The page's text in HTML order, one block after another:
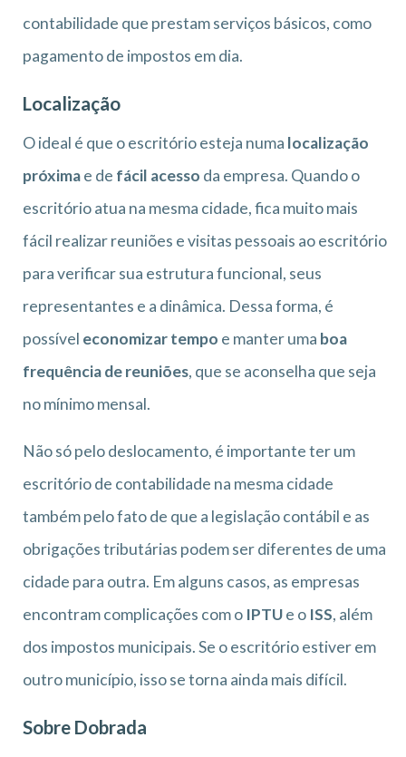
contabilidade que prestam serviços básicos, como
pagamento de impostos em dia.
Localização
O ideal é que o escritório esteja numa localização
próximae de fácil acesso da empresa. Quando o
escritório atua na mesma cidade, fica muito mais
fácil realizar reuniões e visitas pessoais ao escritório
para verificar sua estrutura funcional, seus
representantes e a dinâmica. Dessa forma, é
possível economizar tempo e manter uma boa
frequência de reuniões, que se aconselha que seja
no mínimo mensal.
Não só pelo deslocamento, é importante ter um
escritório de contabilidade na mesma cidade
também pelo fato de que a legislação contábil e as
obrigações tributárias podem ser diferentes de uma
cidade para outra. Em alguns casos, as empresas
encontram complicações com o IPTUe o ISS, além
dos impostos municipais. Se o escritório estiver em
outro município, isso se torna ainda mais difícil.
Sobre Dobrada